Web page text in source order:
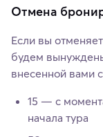
Отмена
Если вы
будем
внесенной вами
15 — с
начала тура